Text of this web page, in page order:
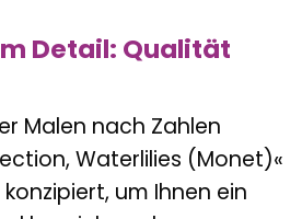
Detail: Qualität
Malen nach Zahlen
Waterlilies (Monet)«
um Ihnen ein